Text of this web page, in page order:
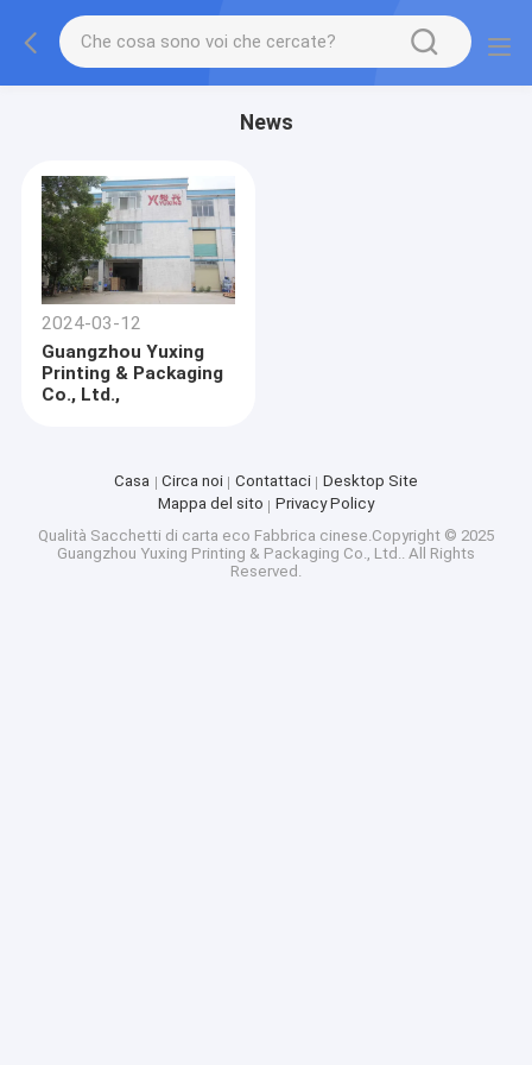
News
2024-03-12
Guangzhou Yuxing
Printing & Packaging
Co., Ltd.,
Casa Circa noi Contattaci
Desktop Site
Mappa del sito
Privacy Policy
Qualità Sacchetti di carta eco Fabbrica cinese.Copyright © 2025
Guangzhou Yuxing Printing & Packaging Co., Ltd.. All Rights
Reserved.